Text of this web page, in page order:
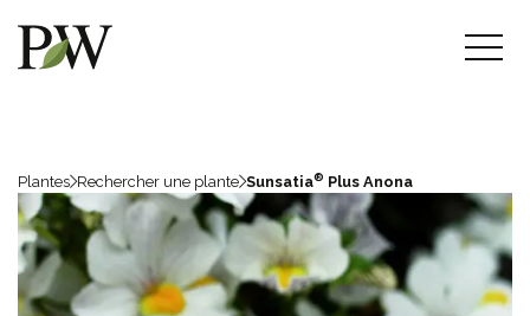
Plantes Rechercher une plante Sunsatia® Plus Anona